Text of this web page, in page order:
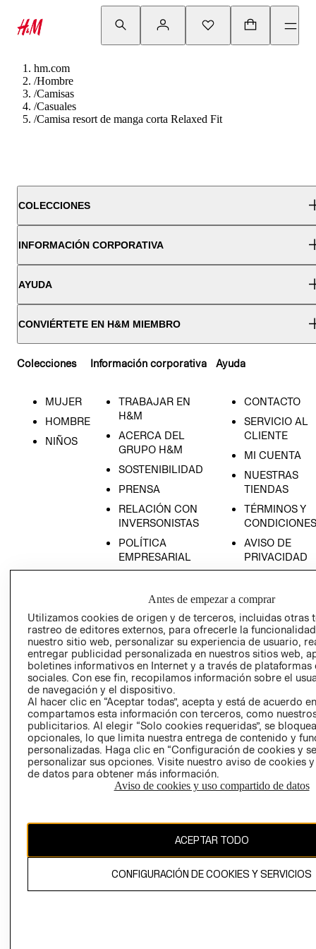
hm.com
/Hombre
/Camisas
/Casuales
/Camisa resort de manga corta Relaxed Fit
COLECCIONES
INFORMACIÓN CORPORATIVA
AYUDA
CONVIÉRTETE EN H&M MIEMBRO
Colecciones
MUJER
HOMBRE
NIÑOS
Información corporativa
TRABAJAR EN
H&M
ACERCA DEL
GRUPO H&M
SOSTENIBILIDAD
PRENSA
RELACIÓN CON
INVERSONISTAS
POLÍTICA
EMPRESARIAL
Ayuda
CONTACTO
SERVICIO AL
CLIENTE
MI CUENTA
NUESTRAS
TIENDAS
TÉRMINOS Y
CONDICIONES
AVISO DE
PRIVACIDAD
AVISO DE
LIBRO DE
Ecuador ($)
CAMBIAR REGIÓN
propiedad de H&M Hennes & Mauritz AB.
Antes de empezar a comprar
Utilizamos cookies de origen y de terceros, incluidas otras
rastreo de editores externos, para ofrecerle la
nuestro sitio web, personalizar su experiencia de usuario,
entregar publicidad personalizada en nuestros sitios web,
boletines informativos en Internet y a través de plataformas
sociales. Con ese fin, recopilamos información sobre el
de navegación y el dispositivo.
Al hacer clic en “Aceptar todas”, acepta y está de acuerdo
compartamos esta información con terceros, como
publicitarios. Al elegir “Solo cookies requeridas”, se
opcionales, lo que limita nuestra entrega de contenido y
personalizadas. Haga clic en “Configuración de cookies y
personalizar sus opciones. Visite nuestro aviso de cookies
de datos para obtener más información.
Aviso de cookies y uso compartido de datos
ACEPTAR TODO
CONFIGURACIÓN DE COOKIES Y SERVICIOS